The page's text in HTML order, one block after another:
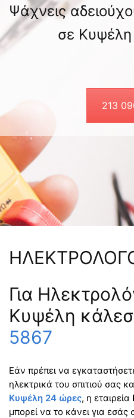
Ψάχνεις
σε Κυψέλη
213
Για
Κυψέλη
5867
Εάν πρέπει να
ηλεκτρικά του σπιτιού σας
Κυψέλη 24 ώρες, η εταιρεία
μπορεί να το κάνει για εσάς